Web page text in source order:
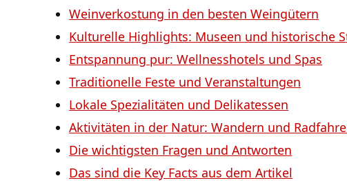
Weinverkostung in den besten Weingütern
Kulturelle Highlights: ⁣Museen und ⁣historische
Entspannung pur: Wellnesshotels und Spas
Traditionelle Feste und ⁢Veranstaltungen
Lokale Spezialitäten und‌ Delikatessen
Aktivitäten in der Natur: Wandern und
Die ⁤wichtigsten Fragen und Antworten
Das ‌sind die ​Key‍ Facts aus dem Artikel